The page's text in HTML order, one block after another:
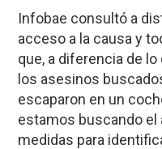
Infobae consultó a
acceso a la causa y
que, a diferencia de
los asesinos
escaparon en un
estamos buscando el
medidas para